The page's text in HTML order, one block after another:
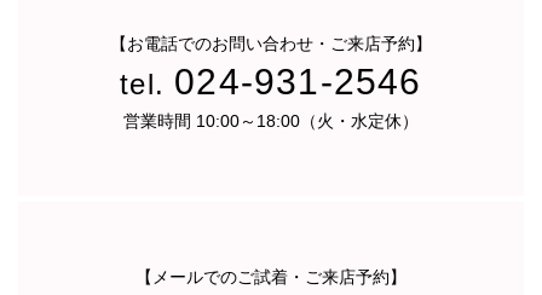
【お電話でのお問い合わせ・ご来店予約】
tel. 024-931-2546
営業時間 10:00～18:00（火・水定休）
【メールでのご試着・ご来店予約】